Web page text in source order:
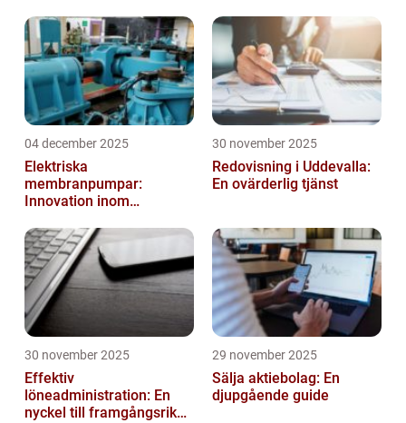
04 december 2025
Elektriska
membranpumpar:
Innovation inom
30 november 2025
Redovisning i Uddevalla:
En ovärderlig tjänst
30 november 2025
Effektiv
löneadministration: En
nyckel till framgångsrika
29 november 2025
Sälja aktiebolag: En
djupgående guide